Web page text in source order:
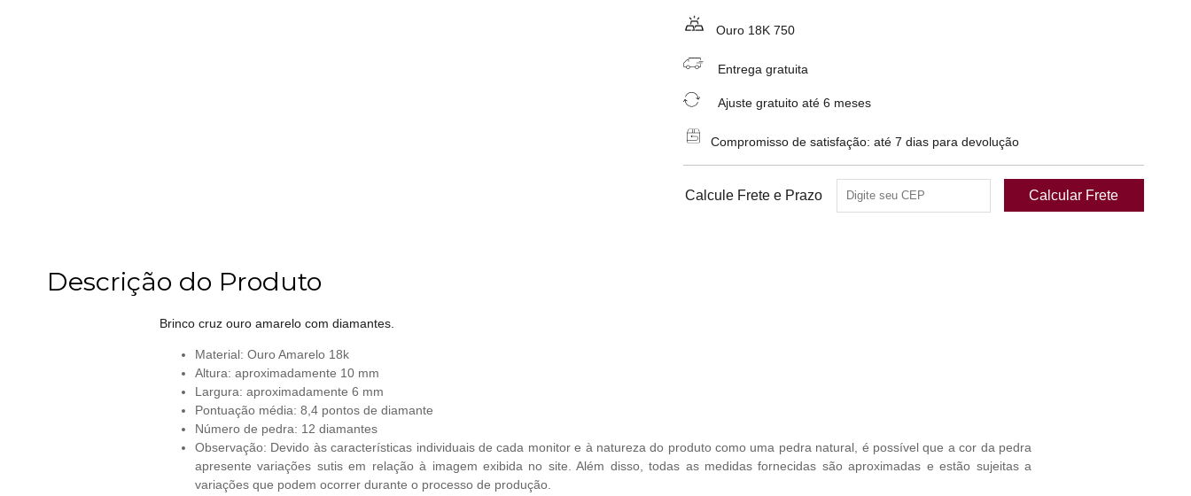
Ouro 18K 750
Entrega gratuita
Ajuste gratuito até 6 meses
Compromisso de satisfação: até 7 dias para devolução
Calcule Frete e Prazo
Descrição do Produto
Brinco cruz ouro amarelo com diamantes.
Material: Ouro Amarelo 18k
Altura: aproximadamente 10 mm
Largura: aproximadamente 6 mm
Pontuação média: 8,4 pontos de diamante
Número de pedra: 12 diamantes
Observação: Devido às características individuais de cada monitor e à natureza do produto como uma pedra natural, é possível que a cor da pedra
apresente variações sutis em relação à imagem exibida no site. Além disso, todas as medidas fornecidas são aproximadas e estão sujeitas a
variações que podem ocorrer durante o processo de produção.